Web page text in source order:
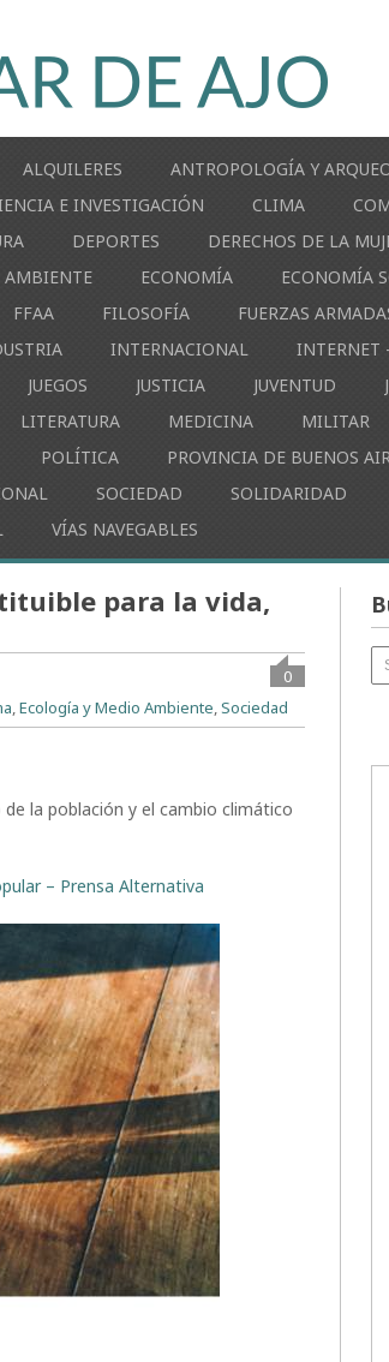
ALQUILERES
ANTROPOLOGÍA Y
E INVESTIGACIÓN CLIMA
DEPORTES DERECHOS DE LA
AMBIENTE ECONOMÍA ECONOMÍA
FFAA FILOSOFÍA FUERZAS
INTERNACIONAL
INTERNET
JUEGOS JUSTICIA JUVENTUD
LITERATURA MEDICINA MILITAR
POLÍTICA PROVINCIA DE BUENOS
SOCIEDAD SOLIDARIDAD
VÍAS NAVEGABLES
para la vida,
0
,Ecología y Medio Ambiente,Sociedad
la población y el cambio climático
– Prensa Alternativa